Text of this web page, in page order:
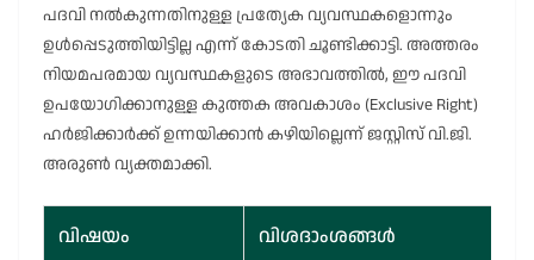
പദവി നൽകുന്നതിനുള്ള പ്രത്യേക വ്യവസ്ഥകളൊന്നും
ഉൾപ്പെടുത്തിയിട്ടില്ല എന്ന് കോടതി ചൂണ്ടിക്കാട്ടി. അത്തരം
നിയമപരമായ വ്യവസ്ഥകളുടെ അഭാവത്തിൽ, ഈ പദവി
ഉപയോഗിക്കാനുള്ള കുത്തക അവകാശം (Exclusive Right)
ഹർജിക്കാർക്ക് ഉന്നയിക്കാൻ കഴിയില്ലെന്ന് ജസ്റ്റിസ് വി.ജി.
അരുൺ വ്യക്തമാക്കി.
വിഷയം വിശദാംശങ്ങൾ